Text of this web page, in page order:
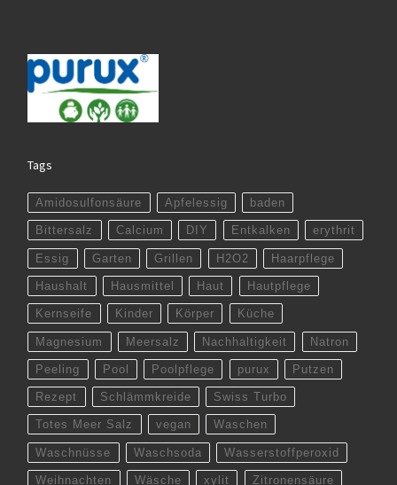
Tags
Amidosulfonsäure Apfelessig baden
Bittersalz Calcium DIY Entkalken erythrit
Essig Garten Grillen H2O2 Haarpflege
Haushalt Hausmittel Haut Hautpflege
Kernseife Kinder Körper Küche
Magnesium Meersalz Nachhaltigkeit Natron
Peeling Pool Poolpflege purux Putzen
Rezept Schlämmkreide Swiss Turbo
Totes Meer Salz vegan Waschen
Waschnüsse Waschsoda Wasserstoffperoxid
Weihnachten Wäsche xylit Zitronensäure